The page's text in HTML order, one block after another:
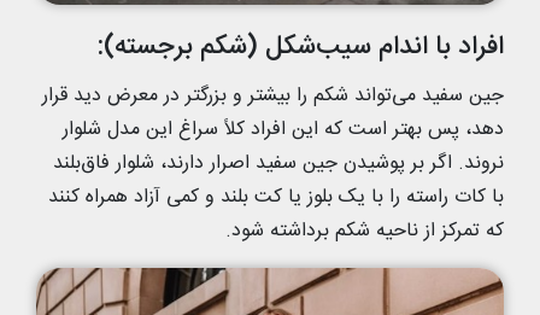
افراد با اندام سیب‌شکل (شکم برجسته):
جین سفید می‌تواند شکم را بیشتر و بزرگتر در معرض دید قرار
دهد، پس بهتر است که این افراد کلاً سراغ این مدل شلوار
نروند. اگر بر پوشیدن جین سفید اصرار دارند، شلوار فاق‌بلند
با کات راسته را با یک بلوز یا کت بلند و کمی آزاد همراه کنند
که تمرکز از ناحیه شکم برداشته شود.